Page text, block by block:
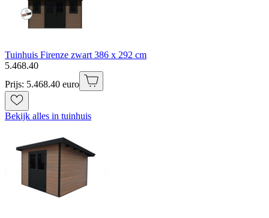
Tuinhuis Firenze zwart 386 x 292 cm
5.468.40
Prijs: 5.468.40 euro
Bekijk alles in tuinhuis